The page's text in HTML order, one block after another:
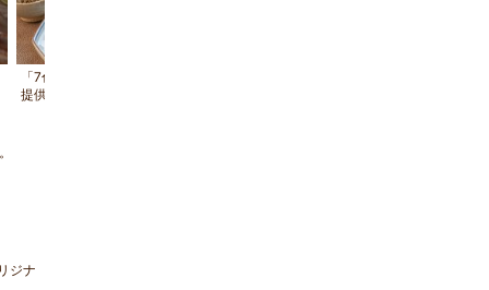
「7色のこだわり 朝からつごはん」を
提供しています
ジナ